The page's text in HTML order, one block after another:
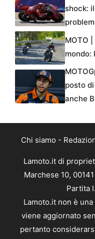
shock:
MOTO
mondo:
posto
anche
Chi siamo -
Lamoto.it di
Marchese 10,
Partita
Lamoto.it non è
viene aggiornato
pertanto